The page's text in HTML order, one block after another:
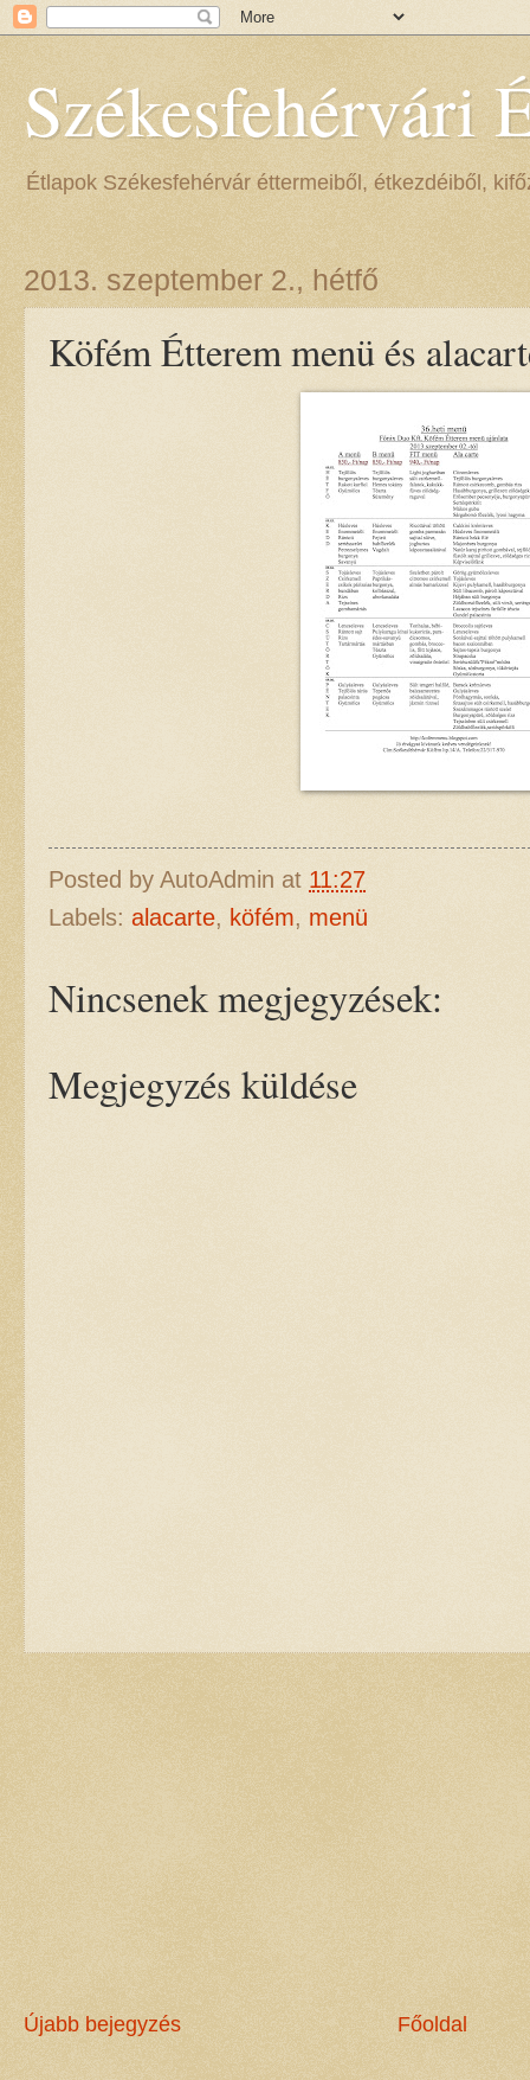
Székesfehérvári
Étlapok Székesfehérvár éttermeiből, étkezdéiből,
2013. szeptember 2., hétfő
Köfém Étterem menü és
Posted by AutoAdmin at 11:27
Labels: alacarte, köfém, menü
Nincsenek megjegyzések:
Megjegyzés küldése
Újabb bejegyzés Főoldal